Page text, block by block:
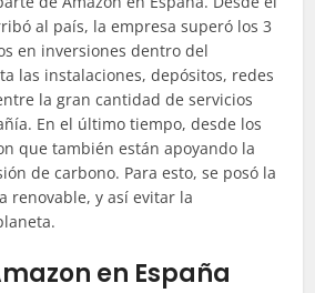
al país, la empresa superó los 3
en inversiones dentro del
las instalaciones, depósitos, redes
la gran cantidad de servicios
En el último tiempo, desde los
que también están apoyando la
de carbono. Para esto, se posó la
renovable, y así evitar la
en España